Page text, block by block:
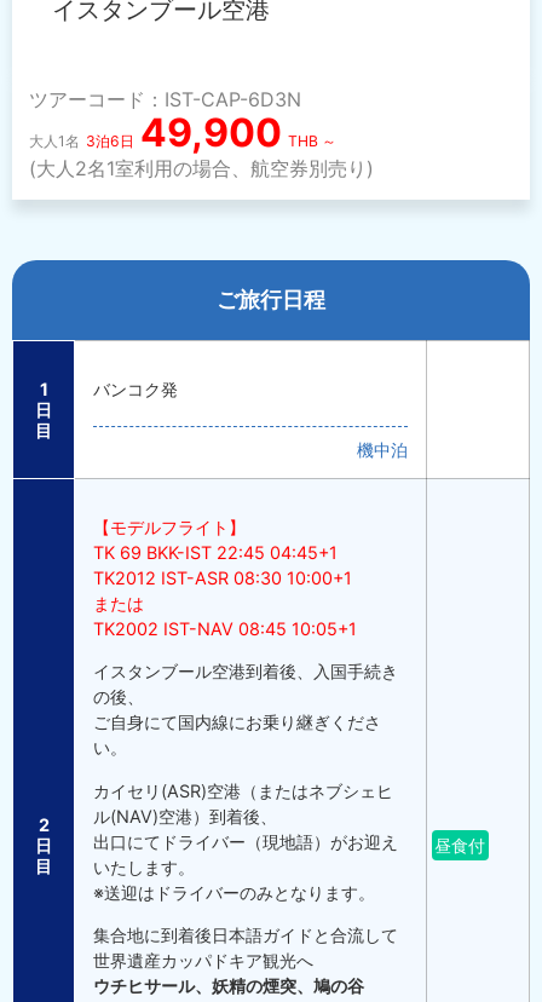
イスタンブール空港
ツアーコード：IST-CAP-6D3N
大人1名 3泊6日 49,900 THB ～
(大人2名1室利用の場合、航空券別売り)
ご旅行日程
1
日
目
バンコク発
機中泊
2
日
目
【モデルフライト】
TK 69 BKK-IST 22:45 04:45+1
TK2012 IST-ASR 08:30 10:00+1
または
TK2002 IST-NAV 08:45 10:05+1
イスタンブール空港到着後、入国手続き
の後、
ご自身にて国内線にお乗り継ぎくださ
い。
カイセリ(ASR)空港（またはネブシェヒ
ル(NAV)空港）到着後、
出口にてドライバー（現地語）がお迎え
いたします。
※送迎はドライバーのみとなります。
集合地に到着後日本語ガイドと合流して
世界遺産カッパドキア観光へ
ウチヒサール、妖精の煙突、鳩の谷
昼食付